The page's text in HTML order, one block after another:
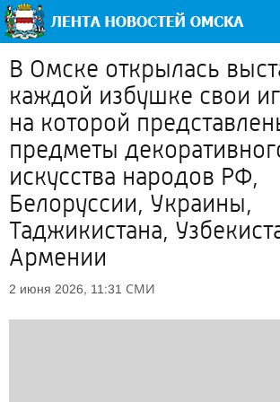
В Омске открылась
каждой избушке свои
на которой
предметы
искусства народов РФ,
Белоруссии, Украины,
Таджикистана,
Армении
2 июня 2026, 11:31 СМИ